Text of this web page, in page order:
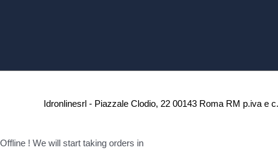
Idronlinesrl - Piazzale Clodio, 22 00143 Roma RM p.iva e
Offline ! We will start taking orders in